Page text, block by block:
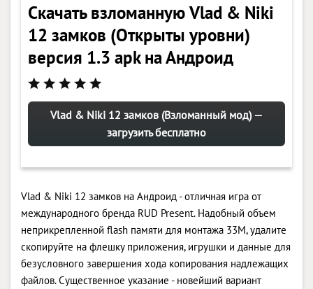
Скачать взломанную Vlad & Niki
12 замков (Открыты уровни)
версия 1.3 apk на Андроид
Vlad & Niki 12 замков (Взломанный мод) —
загрузить бесплатно
Vlad & Niki 12 замков на Андроид - отличная игра от
международного бренда RUD Present. Надобный объем
неприкрепленной flash памяти для монтажа 33M, удалите
скопируйте на флешку приложения, игрушки и данные для
безусловного завершения хода копирования надлежащих
файлов. Существенное указание - новейший вариант